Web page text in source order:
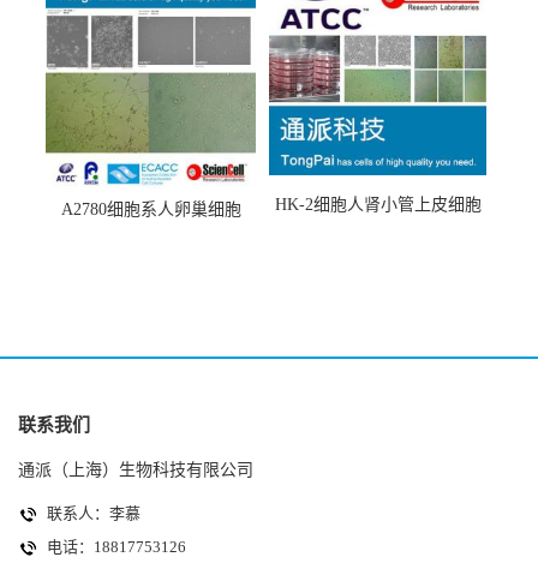
A2780细胞系人卵巢细胞
HK-2细胞人肾小管上皮细胞
联系我们
通派（上海）生物科技有限公司
联系人：李慕
电话：18817753126